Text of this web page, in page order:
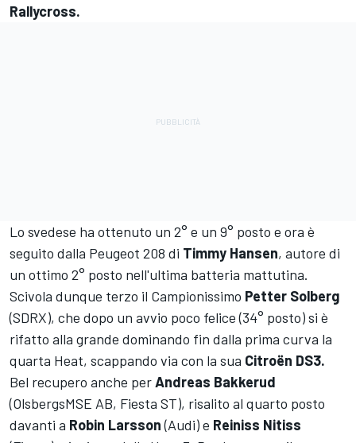
Rallycross.
Lo svedese ha ottenuto un 2° e un 9° posto e ora è
seguito dalla Peugeot 208 di Timmy Hansen, autore di
un ottimo 2° posto nell'ultima batteria mattutina.
Scivola dunque terzo il Campionissimo Petter Solberg
(SDRX), che dopo un avvio poco felice (34° posto) si è
rifatto alla grande dominando fin dalla prima curva la
quarta Heat, scappando via con la sua Citroën DS3.
Bel recupero anche perAndreas Bakkerud
(OlsbergsMSE AB, Fiesta ST), risalito al quarto posto
davanti a Robin Larsson(Audi) e Reiniss Nitiss